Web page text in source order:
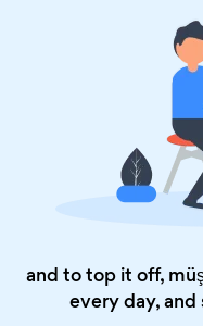
and to top it off,
every day, and